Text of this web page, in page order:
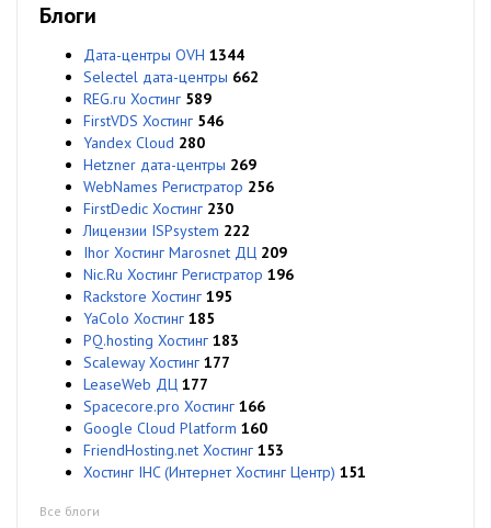
Блоги
Дата-центры OVH 1344
Selectel дата-центры 662
REG.ru Хостинг 589
FirstVDS Хостинг 546
Yandex Cloud 280
Hetzner дата-центры 269
WebNames Регистратор 256
FirstDedic Хостинг 230
Лицензии ISPsystem 222
Ihor Хостинг Marosnet ДЦ 209
Nic.Ru Хостинг Регистратор 196
Rackstore Хостинг 195
YaColo Хостинг 185
PQ.hosting Хостинг 183
Scaleway Хостинг 177
LeaseWeb ДЦ 177
Spacecore.pro Хостинг 166
Google Cloud Platform 160
FriendHosting.net Хостинг 153
Хостинг IHC (Интернет Хостинг Центр) 151
Все блоги